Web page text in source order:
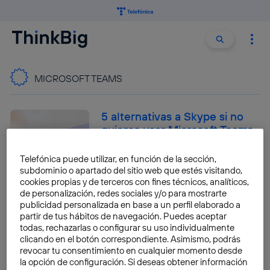
Buscar
MICROSOFT TEAMS
5 alternativas a Skype si no
quieres usar Microsoft Teams
Como migrar de Skype a
Microsoft Teams gratis
José María López
Telefónica puede utilizar, en función de la sección,
subdominio o apartado del sitio web que estés visitando,
cookies propias y de terceros con fines técnicos, analíticos,
de personalización, redes sociales y/o para mostrarte
publicidad personalizada en base a un perfil elaborado a
partir de tus hábitos de navegación. Puedes aceptar
todas, rechazarlas o configurar su uso individualmente
clicando en el botón correspondiente. Asimismo, podrás
revocar tu consentimiento en cualquier momento desde
la opción de configuración. Si deseas obtener información